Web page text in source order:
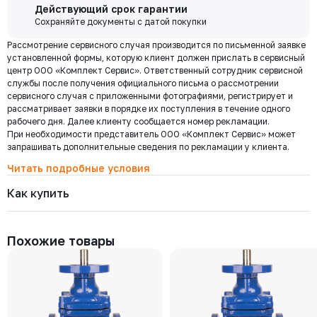
Обмен документами через Диадок это обмен и подписание
любых документов без дублирования на бумаге. Приглашаем Вас
приступить к работе по обмену документами в электронном
виде.
Подробнее
Бесплатная
доставка по
Москве и
области при
заказе от 30
000 ₽
Региональная доставка
Мы стремимся сократить издержки по доставке заказов для наших
клиентов!
Москве. Условия доставки до терминалов ТК в других городах
терминала ТК оплачиваются отдельно.
Самовывоз
Осуществляется с 8:00 до 17:30 после полной оплаты заказа и по
предварительной договоренности с менеджером. Важно: Ваш
представитель должен иметь надлежаще заполненную доверенность
Действующий срок гарантии
Сохраняйте документы с датой покупки
Рассмотрение сервисного случая производится по письменной заявке
установленной формы, которую клиент должен прислать в сервисный
центр ООО «Комплект Сервис». Ответственный сотрудник сервисной
службы после получения официального письма о рассмотрении
сервисного случая с приложенными фотографиями, регистрирует и
рассматривает заявки в порядке их поступления в течение одного
рабочего дня. Далее клиенту сообщается номер рекламации.
При необходимости представитель ООО «Комплект Сервис» может
запрашивать дополнительные сведения по рекламации у клиента.
Читать подробные условия
Как купить
Выберите товары и добавьте
их в корзину
Заполните данные, выберите
доставку
Похожие товары